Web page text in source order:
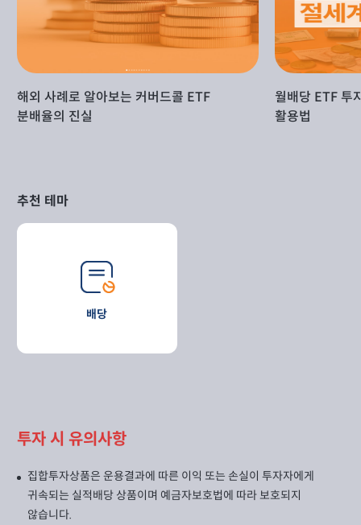
해외 사례로 알아보는 커버드콜 ETF
분배율의 진실
월배당 ETF 투
활용법
추천 테마
배당
투자 시 유의사항
집합투자상품은 운용결과에 따른 이익 또는 손실이 투자자에게
귀속되는 실적배당 상품이며 예금자보호법에 따라 보호되지
않습니다.